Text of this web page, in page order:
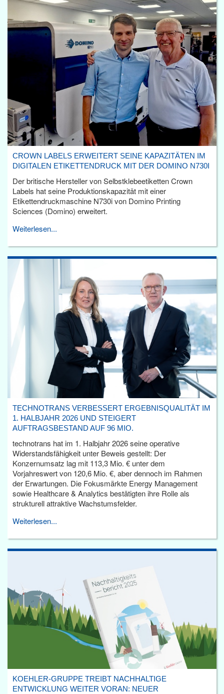
CROWN LABELS ERWEITERT SEINE KAPAZITÄTEN IM
DIGITALEN ETIKETTENDRUCK MIT DER DOMINO N730I
Der britische Hersteller von Selbstklebeetiketten Crown
Labels hat seine Produktionskapazität mit einer
Etikettendruckmaschine N730i von Domino Printing
Sciences (Domino) erweitert.
Weiterlesen...
TECHNOTRANS VERBESSERT ERGEBNISQUALITÄT IM
1. HALBJAHR 2026 UND STEIGERT
AUFTRAGSBESTAND AUF 96 MIO.
technotrans hat im 1. Halbjahr 2026 seine operative
Widerstandsfähigkeit unter Beweis gestellt: Der
Konzernumsatz lag mit 113,3 Mio. € unter dem
Vorjahreswert von 120,6 Mio. €, aber dennoch im Rahmen
der Erwartungen. Die Fokusmärkte Energy Management
sowie Healthcare & Analytics bestätigten ihre Rolle als
strukturell attraktive Wachstumsfelder.
Weiterlesen...
KOEHLER-GRUPPE TREIBT NACHHALTIGE
ENTWICKLUNG WEITER VORAN: NEUER